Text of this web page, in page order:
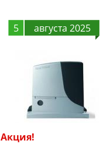
5 августа 2025
Акция!